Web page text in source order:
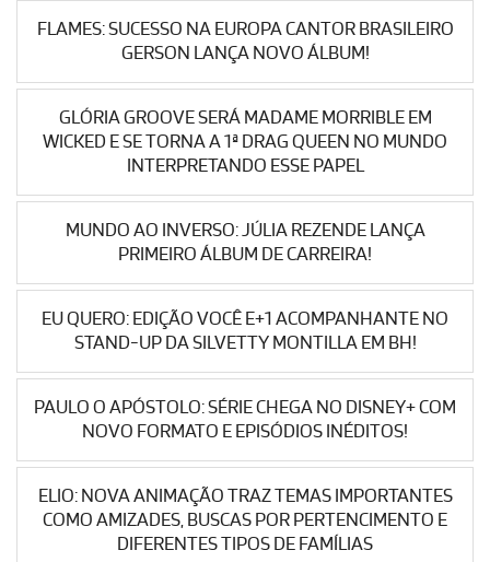
FLAMES: SUCESSO NA EUROPA CANTOR BRASILEIRO
GERSON LANÇA NOVO ÁLBUM!
GLÓRIA GROOVE SERÁ MADAME MORRIBLE EM
WICKED E SE TORNA A 1ª DRAG QUEEN NO MUNDO
INTERPRETANDO ESSE PAPEL
MUNDO AO INVERSO: JÚLIA REZENDE LANÇA
PRIMEIRO ÁLBUM DE CARREIRA!
EU QUERO: EDIÇÃO VOCÊ E+1 ACOMPANHANTE NO
STAND-UP DA SILVETTY MONTILLA EM BH!
PAULO O APÓSTOLO: SÉRIE CHEGA NO DISNEY+ COM
NOVO FORMATO E EPISÓDIOS INÉDITOS!
ELIO: NOVA ANIMAÇÃO TRAZ TEMAS IMPORTANTES
COMO AMIZADES, BUSCAS POR PERTENCIMENTO E
DIFERENTES TIPOS DE FAMÍLIAS